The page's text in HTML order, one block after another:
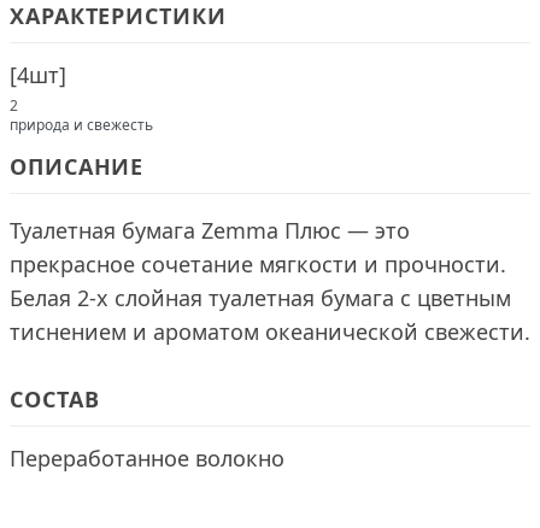
ХАРАКТЕРИСТИКИ
[4шт]
2
природа и свежесть
ОПИСАНИЕ
Туалетная бумага Zemma Плюс — это
прекрасное сочетание мягкости и прочности.
Белая 2-х слойная туалетная бумага с цветным
тиснением и ароматом океанической свежести.
СОСТАВ
Переработанное волокно